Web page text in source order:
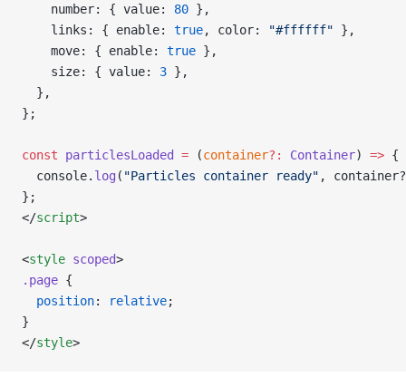
    number: { value:
80 },
    links: { enable:
true, color: "#ffffff" },
    move: { enable:
true },
    size: { value:
3 },
  },
};
const particlesLoaded = (container?: Container) => {
  console.
log ( "Particles container ready" ,
};
</script>
<style scoped>
.page {
  position
: relative;
}
</style>